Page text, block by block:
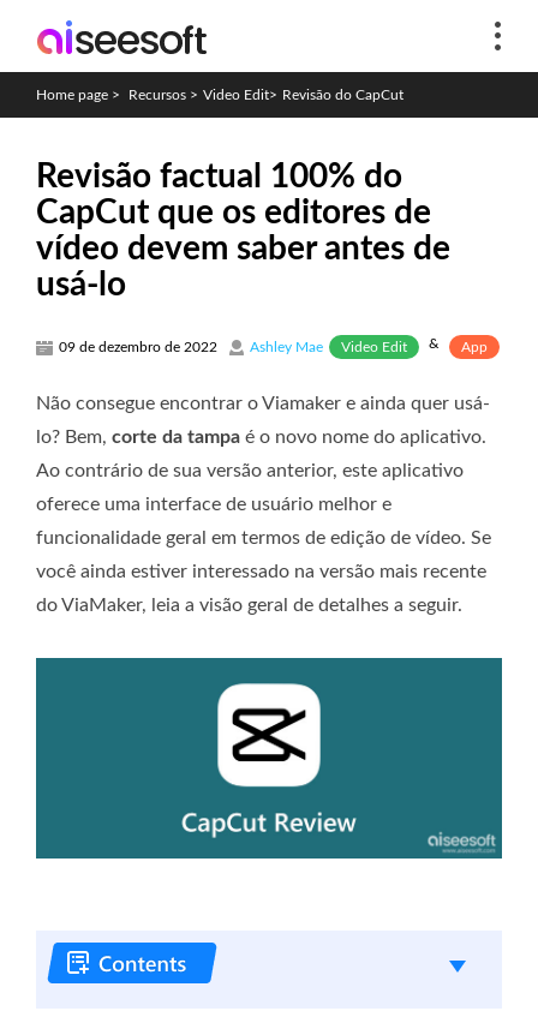
Home page > Recursos > Video Edit> Revisão do CapCut
Revisão factual 100% do
CapCut que os editores de
vídeo devem saber antes de
usá-lo
09 de dezembro de 2022 Ashley Mae Video Edit & App
Não consegue encontrar o Viamaker e ainda quer usá-
lo? Bem, corte da tampa é o novo nome do aplicativo.
Ao contrário de sua versão anterior, este aplicativo
oferece uma interface de usuário melhor e
funcionalidade geral em termos de edição de vídeo. Se
você ainda estiver interessado na versão mais recente
do ViaMaker, leia a visão geral de detalhes a seguir.